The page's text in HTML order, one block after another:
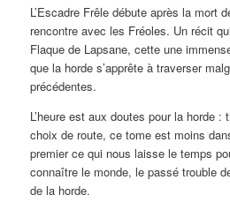
L’Escadre Frêle débute après la mort
rencontre avec les Fréoles. Un récit
Flaque de Lapsane, cette une
que la horde s’apprête à traverser
précédentes.
L’heure est aux doutes pour la horde :
choix de route, ce tome est moins
premier ce qui nous laisse le temps
connaître le monde, le passé trouble
de la horde.